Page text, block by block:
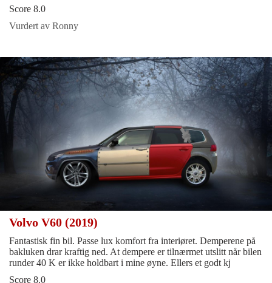
Score 8.0
Vurdert av Ronny
Volvo V60 (2019)
Fantastisk fin bil. Passe lux komfort fra interiøret. Demperene på
bakluken drar kraftig ned. At dempere er tilnærmet utslitt når bilen
runder 40 K er ikke holdbart i mine øyne. Ellers et godt kj
Score 8.0